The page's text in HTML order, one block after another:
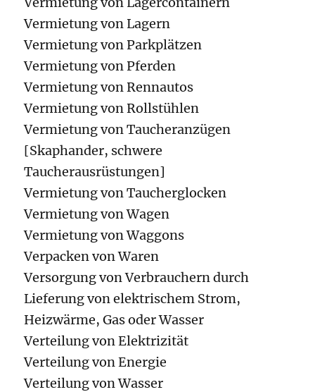
Vermietung von Lagern
Vermietung von Parkplätzen
Vermietung von Pferden
Vermietung von Rennautos
Vermietung von Rollstühlen
Vermietung von Taucheranzügen
[Skaphander, schwere
Taucherausrüstungen]
Vermietung von Taucherglocken
Vermietung von Wagen
Vermietung von Waggons
Verpacken von Waren
Versorgung von Verbrauchern durch
Lieferung von elektrischem Strom,
Heizwärme, Gas oder Wasser
Verteilung von Elektrizität
Verteilung von Energie
Verteilung von Wasser